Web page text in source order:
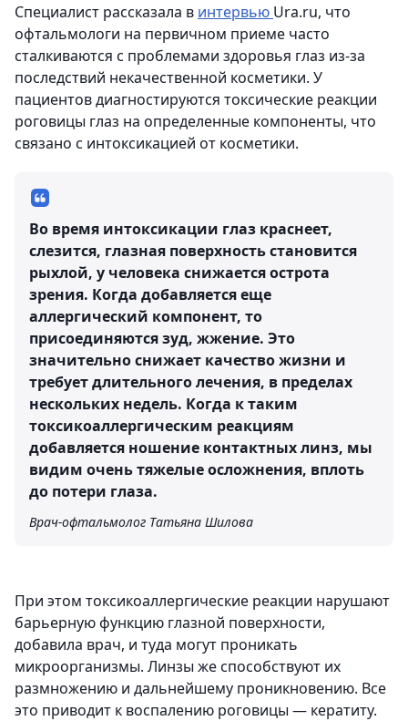
Специалист рассказала в интервью Ura.ru, что
офтальмологи на первичном приеме часто
сталкиваются с проблемами здоровья глаз из-за
последствий некачественной косметики. У
пациентов диагностируются токсические реакции
роговицы глаз на определенные компоненты, что
связано с интоксикацией от косметики.
Во время интоксикации глаз краснеет,
слезится, глазная поверхность становится
рыхлой, у человека снижается острота
зрения. Когда добавляется еще
аллергический компонент, то
присоединяются зуд, жжение. Это
значительно снижает качество жизни и
требует длительного лечения, в пределах
нескольких недель. Когда к таким
токсикоаллергическим реакциям
добавляется ношение контактных линз, мы
видим очень тяжелые осложнения, вплоть
до потери глаза.
Врач-офтальмолог Татьяна Шилова
При этом токсикоаллергические реакции нарушают
барьерную функцию глазной поверхности,
добавила врач, и туда могут проникать
микроорганизмы. Линзы же способствуют их
размножению и дальнейшему проникновению. Все
это приводит к воспалению роговицы — кератиту.